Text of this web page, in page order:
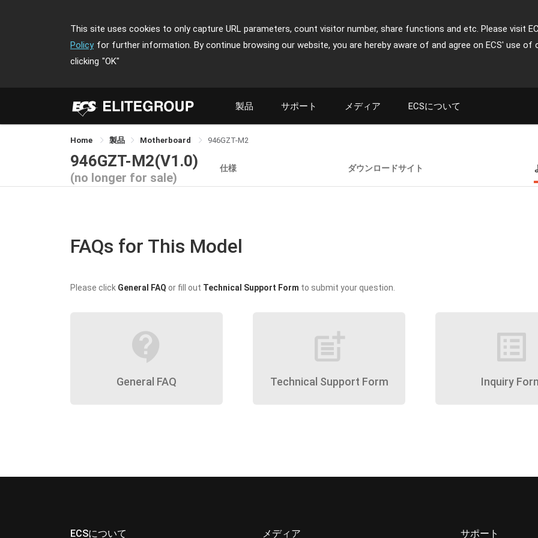
This site uses cookies to only capture URL parameters, count visitor number, share functions and etc. Please visit
Policy for further information. By continue browsing our website, you are hereby aware of and agree on ECS' use of
clicking "OK"
製品 サポート メディア ECSについて
Home 製品 Motherboard 946GZT-M2
946GZT-M2(V1.0)
(no longer for sale)
仕様 ダウンロードサイト
FAQs for This Model
Please click General FAQ or fill out Technical Support Form to submit your question.
contact_support
General FAQ
post_add
Technical Support Form
list_alt
Inquiry
ECSについて メディア サポート